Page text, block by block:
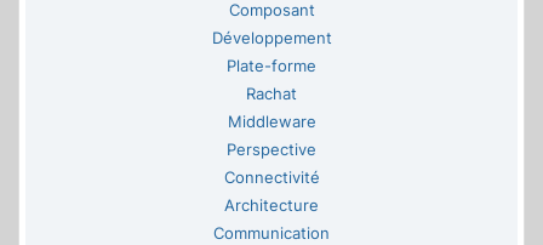
Composant
Développement
Plate-forme
Rachat
Middleware
Perspective
Connectivité
Architecture
Communication